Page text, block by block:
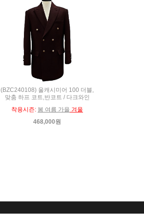
(BZC240108) 울캐시미어 100 더블,
맞춤 하프 코트,반코트 / 다크와인
착용시즌: 봄 여름 가을 겨울
468,000원